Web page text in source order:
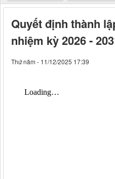
Quyết định thành
nhiệm kỳ 2026 -
Thứ năm - 11/12/2025 17:39